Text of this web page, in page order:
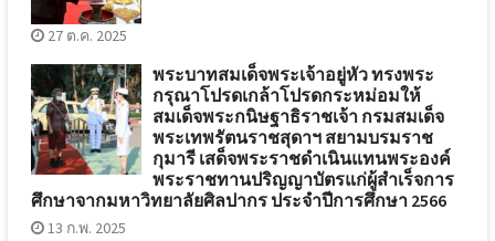
27 ต.ค. 2025
พระบาทสมเด็จพระเจ้าอยู่หัว ทรงพระ
กรุณาโปรดเกล้าโปรดกระหม่อมให้
สมเด็จพระกนิษฐาธิราชเจ้า กรมสมเด็จ
พระเทพรัตนราชสุดาฯ สยามบรมราช
กุมารี เสด็จพระราชดำเนินแทนพระองค์
พระราชทานปริญญาบัตรแก่ผู้สำเร็จการ
ศึกษาจากมหาวิทยาลัยศิลปากร ประจำปีการศึกษา 2566
13 ก.พ. 2025